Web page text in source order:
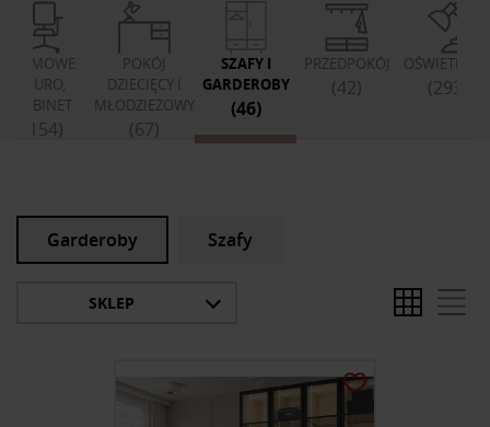
DOMOWE
BIURO,
GABINET
(154)
POKÓJ
DZIECIĘCY I
MŁODZIEŻOWY
(67)
SZAFY I
GARDEROBY
(46)
PRZEDPOKÓJ
(42) (293)
Garderoby Szafy
SKLEP